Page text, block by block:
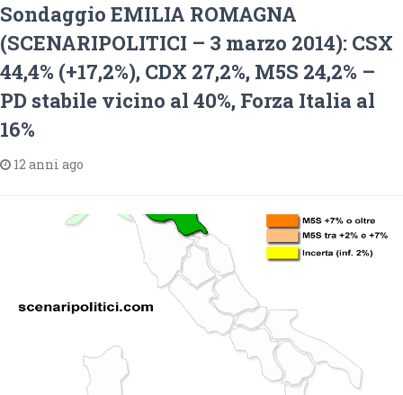
Sondaggio EMILIA ROMAGNA
(SCENARIPOLITICI – 3 marzo 2014): CSX
44,4% (+17,2%), CDX 27,2%, M5S 24,2% –
PD stabile vicino al 40%, Forza Italia al
16%
12 anni ago